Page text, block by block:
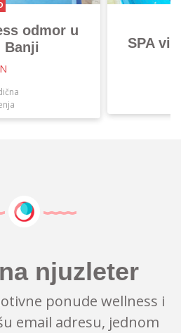
odmor u
Banji
SPA
njuzleter
ponude wellness i
email adresu, jednom